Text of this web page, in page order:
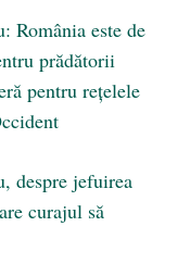
România este de
prădătorii
pentru rețelele
despre jefuirea
curajul să